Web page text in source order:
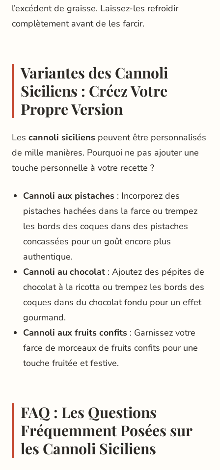
l’excédent de graisse. Laissez-les refroidir
complètement avant de les farcir.
Variantes des Cannoli
Siciliens : Créez Votre
Propre Version
Les cannoli siciliens peuvent être personnalisés
de mille manières. Pourquoi ne pas ajouter une
touche personnelle à votre recette ?
Cannoli aux pistaches: Incorporez des
pistaches hachées dans la farce ou trempez
les bords des coques dans des pistaches
concassées pour un goût encore plus
authentique.
Cannoli au chocolat: Ajoutez des pépites de
chocolat à la ricotta ou trempez les bords des
coques dans du chocolat fondu pour un effet
gourmand.
Cannoli aux fruits confits: Garnissez votre
farce de morceaux de fruits confits pour une
touche fruitée et festive.
FAQ : Les Questions
Fréquemment Posées sur
les Cannoli Siciliens